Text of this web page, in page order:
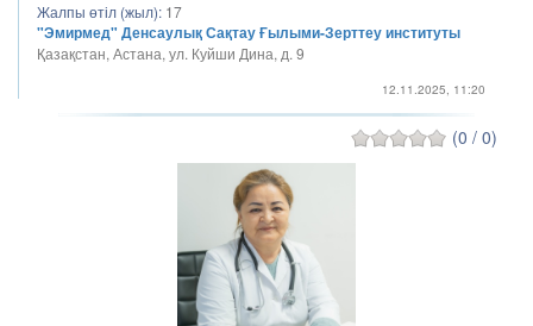
Жалпы өтіл (жыл): 17
"Эмирмед" Денсаулық Сақтау Ғылыми-Зерттеу институты
Қазақстан, Астана, ул. Куйши Дина, д. 9
12.11.2025, 11:20
(0 / 0)